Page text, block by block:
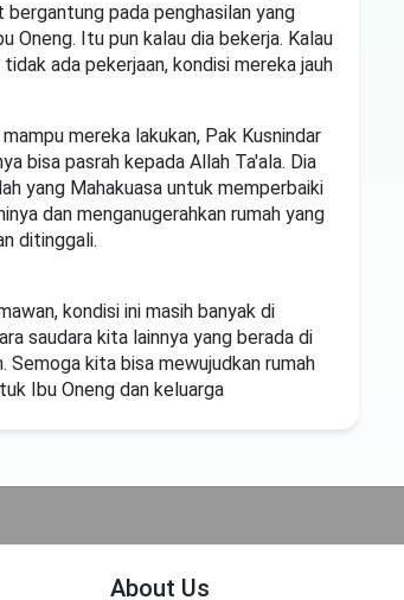
bergantung pada penghasilan yang
Oneng. Itu pun kalau dia bekerja. Kalau
ada pekerjaan, kondisi mereka jauh
mampu mereka lakukan, Pak Kusnindar
bisa pasrah kepada Allah Ta'ala. Dia
yang Mahakuasa untuk memperbaiki
dan menganugerahkan rumah yang
ditinggali.
kondisi ini masih banyak di
saudara kita lainnya yang berada di
Semoga kita bisa mewujudkan rumah
Ibu Oneng dan keluarga
About Us